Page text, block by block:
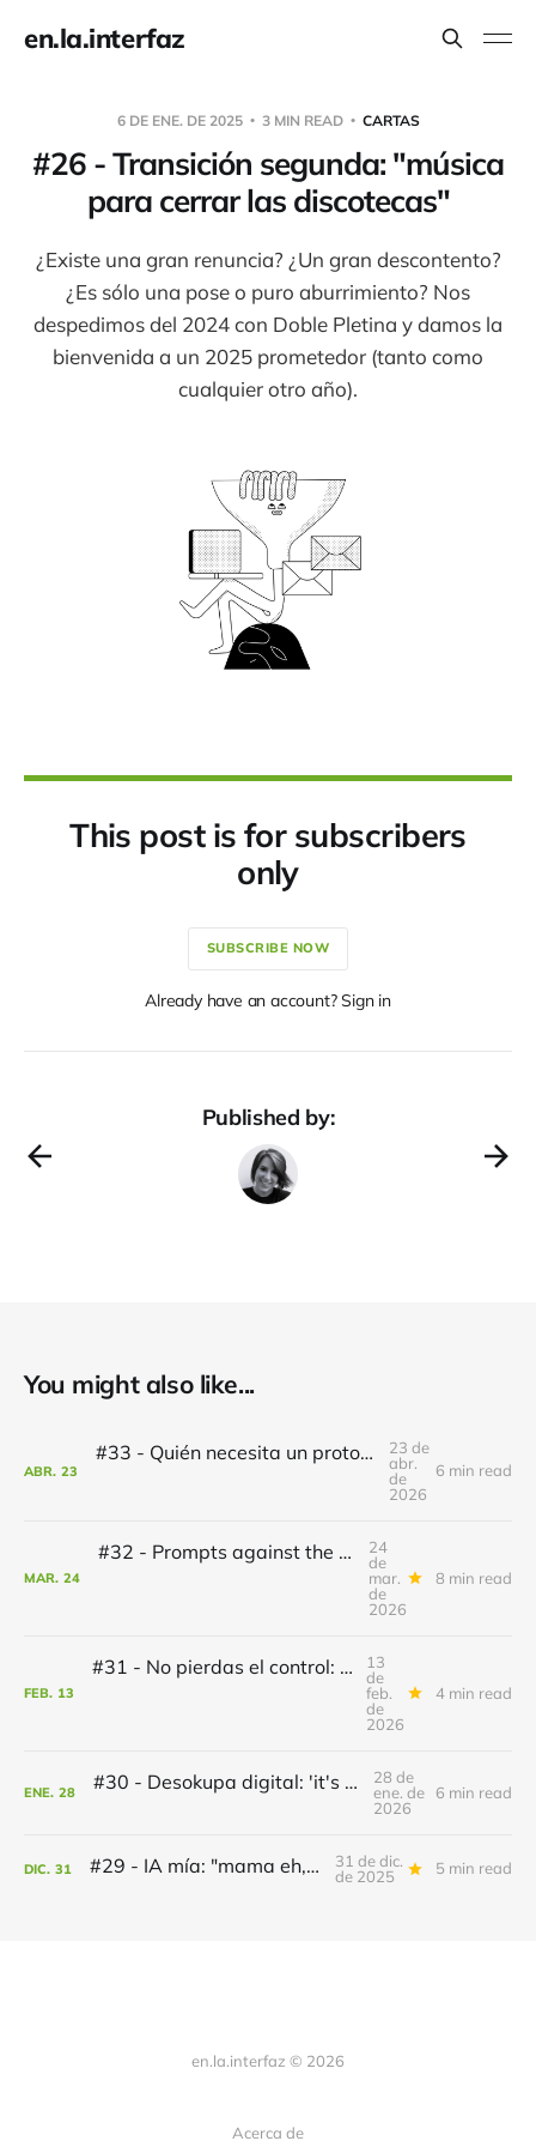
en.la.interfaz
6 DE ENE. DE 2025 3 MIN READ CARTAS
#26 - Transición segunda: "música
para cerrar las discotecas"
¿Existe una gran renuncia? ¿Un gran descontento?
¿Es sólo una pose o puro aburrimiento? Nos
despedimos del 2024 con Doble Pletina y damos la
bienvenida a un 2025 prometedor (tanto como
cualquier otro año).
This post is for subscribers
only
SUBSCRIBE NOW
Already have an account? Sign in
Published by:
You might also like...
ABR. 23
#33 - Quién necesita un prototipo: "keep your head up"
23 de
abr.
de
2026
6 min read
MAR. 24
#32 - Prompts against the machine - "They don't gotta burn the books, they just remove ′em"
24
de
mar.
de
2026
8 min read
FEB. 13
#31 - No pierdas el control: 'who knows? not me'
13
de
feb.
de
2026
4 min read
ENE. 28 #30 - Desokupa digital: 'it's been a little while'
28 de
ene. de
2026
6 min read
DIC. 31 #29 - IA mía: "mama eh, qué hago"
31 de dic.
de 2025
5 min read
en.la.interfaz © 2026
Acerca de